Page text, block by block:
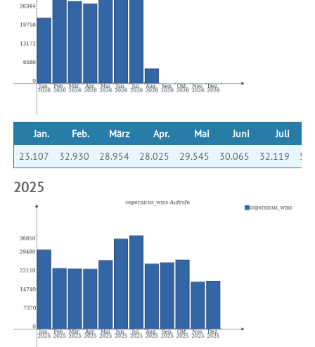
Jan. Feb. März Apr. Mai Juni Juli
23.107
32.930 28.954 28.025 29.545 30.065 32.119
2025